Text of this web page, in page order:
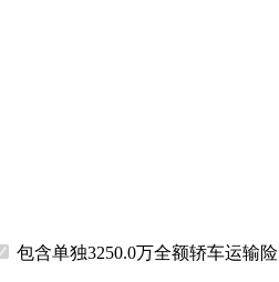
包含单独3250.0万全额轿车运输险